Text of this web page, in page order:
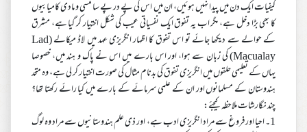
کیفیات ایک دن میں پیدا نہیں ہوئیں، ان میں اس کی پے در پے سائنسی و مادی کامیابیوں
کا بھی بڑا دخل ہے، مگر اب یہ تفوق ایک نفسیاتی عیب کی شکل اختیار کر گیا ہے، مشرق
کے حوالے سے دیکھا جائے تو اس تفوق کا اظہار انگریزی عہد میں لاڈ میکالے (Lad
Macualay) کی زبان سے ہوا، اور اس بارے میں اس نے پاک و ہند میں، خصوصا
یہاں کے تعلیمی حلقوں میں انگریزی تفوق کی بدنام مثال کی صورت اختیار کر لی ہے، وہ متحد
ہندوستان کے مسلمانوں اور ان کے علمی سرمائے کے بارے میں کیا رائے رکھتا تھا؟
چند نگارشات ملاحظہ کیجئے:
1۔ احیا اور فروغ سے مراد انگریزی ادب ہے، اور ذی علم ہندوستانیوں سے مراد وہ لوگ